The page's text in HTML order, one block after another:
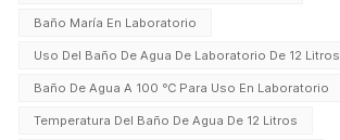
Baño María En Laboratorio
Uso Del Baño De Agua De Laboratorio De 12 Litros
Baño De Agua A 100 ℃ Para Uso En Laboratorio
Temperatura Del Baño De Agua De 12 Litros